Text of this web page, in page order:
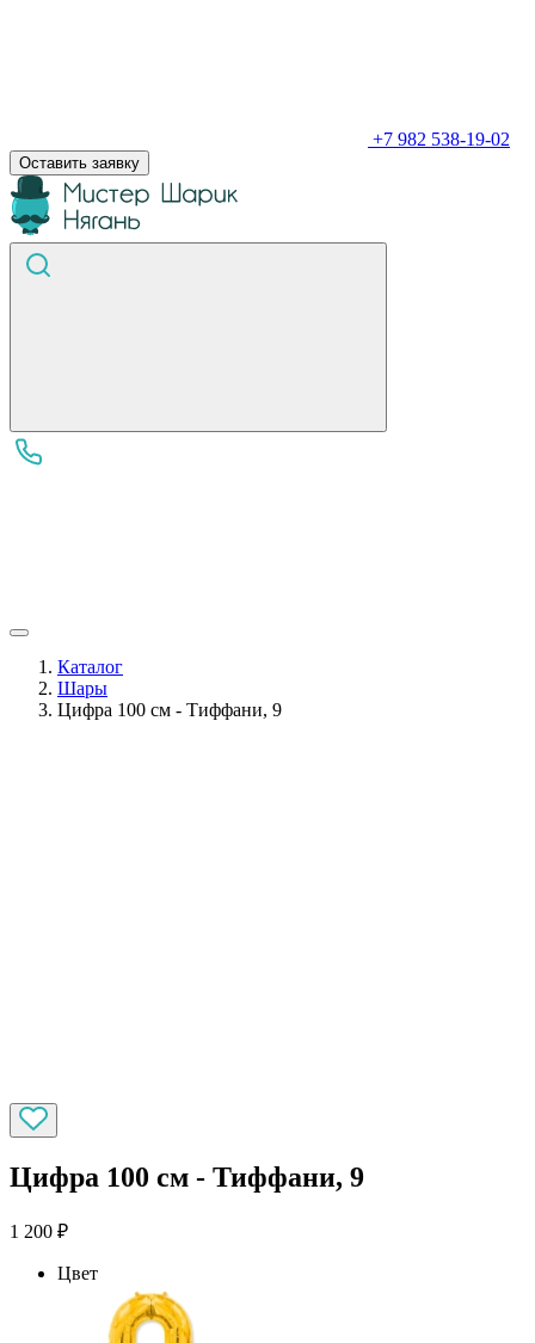
+7 982 538-19-02
Оставить заявку
Каталог
Шары
Цифра 100 см - Тиффани, 9
Цифра 100 см - Тиффани, 9
1 200 ₽
Цвет